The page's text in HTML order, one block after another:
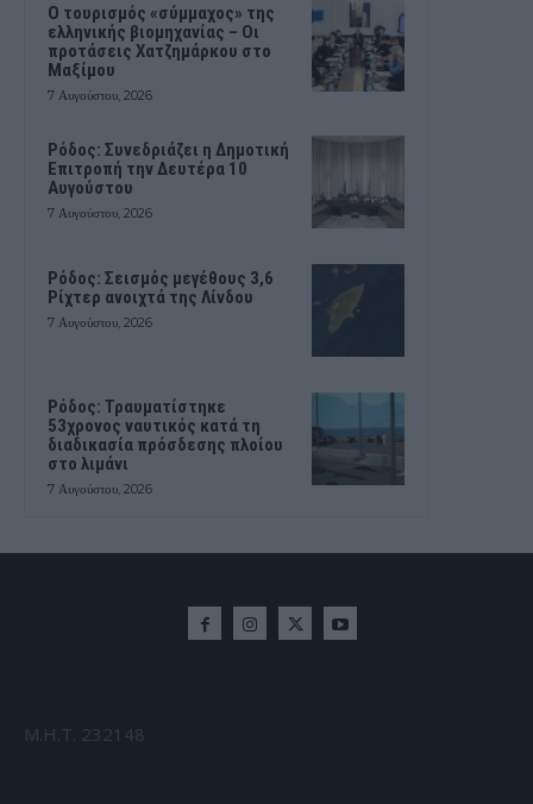
Ο τουρισμός «σύμμαχος» της
ελληνικής βιομηχανίας – Οι
προτάσεις Χατζημάρκου στο
Μαξίμου
7 Αυγούστου, 2026
Ρόδος: Συνεδριάζει η Δημοτική
Επιτροπή την Δευτέρα 10
Αυγούστου
7 Αυγούστου, 2026
Ρόδος: Σεισμός μεγέθους 3,6
Ρίχτερ ανοιχτά της Λίνδου
7 Αυγούστου, 2026
Ρόδος: Τραυματίστηκε
53χρονος ναυτικός κατά τη
διαδικασία πρόσδεσης πλοίου
στο λιμάνι
7 Αυγούστου, 2026
Μ.Η.Τ. 232148